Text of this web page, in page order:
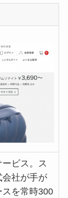
ビス。ス
社が手が
を常時300